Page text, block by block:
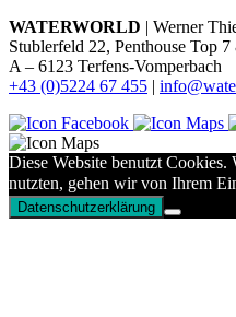
WATERWORLD | Werner
Stublerfeld 22, Penthouse Top
A – 6123 Terfens-Vomperbach
+43 (0)5224 67 455 |
Diese Website benutzt Cookies.
nutzten, gehen wir von Ihrem
Datenschutzerklärung